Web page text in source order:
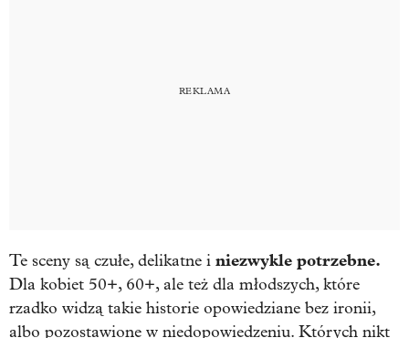
Te sceny są czułe, delikatne i niezwykle potrzebne.
Dla kobiet 50+, 60+, ale też dla młodszych, które
rzadko widzą takie historie opowiedziane bez ironii,
albo pozostawione w niedopowiedzeniu. Których nikt